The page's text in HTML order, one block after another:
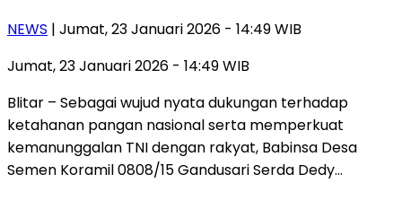
NEWS | Jumat, 23 Januari 2026 - 14:49 WIB
Jumat, 23 Januari 2026 - 14:49 WIB
Blitar – Sebagai wujud nyata dukungan terhadap
ketahanan pangan nasional serta memperkuat
kemanunggalan TNI dengan rakyat, Babinsa Desa
Semen Koramil 0808/15 Gandusari Serda Dedy…